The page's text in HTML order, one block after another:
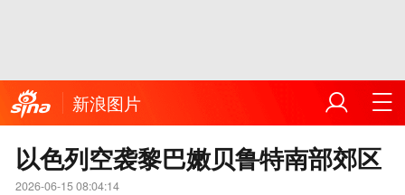
新浪图片
以色列空袭黎巴嫩贝鲁特南部郊区
2026-06-15 08:04:14